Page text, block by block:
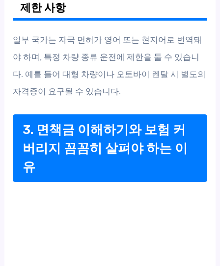
제한 사항
일부 국가는 자국 면허가 영어 또는 현지어로 번역돼
야 하며, 특정 차량 종류 운전에 제한을 둘 수 있습니
다. 예를 들어 대형 차량이나 오토바이 렌탈 시 별도의
자격증이 요구될 수 있습니다.
3. 면책금 이해하기와 보험 커
버리지 꼼꼼히 살펴야 하는 이
유